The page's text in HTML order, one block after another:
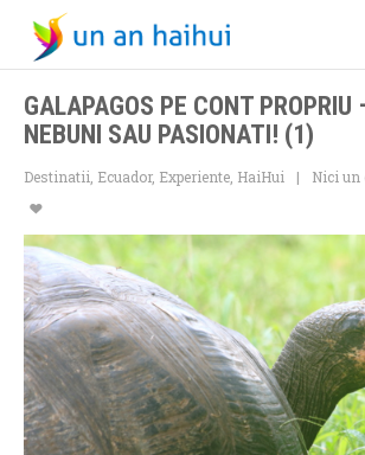
GALAPAGOS PE CONT PROPRIU
NEBUNI SAU PASIONATI! (1)
Destinatii Ecuador, Experiente HaiHui Nici un